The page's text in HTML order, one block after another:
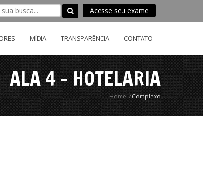
Acesse seu exame
MÍDIA TRANSPARÊNCIA CONTATO
ALA 4 - HOTELARIA
Home /Complexo